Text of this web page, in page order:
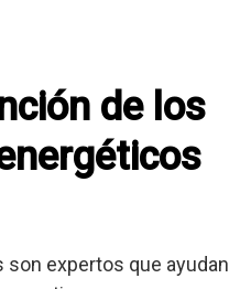
de los
expertos que ayudan